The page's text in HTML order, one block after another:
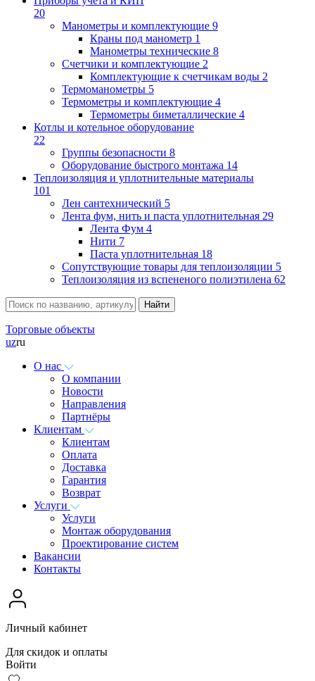
20
Манометры и комплектующие 9
Краны под манометр 1
Манометры технические 8
Счетчики и комплектующие 2
Комплектующие к счетчикам воды 2
Термоманометры 5
Термометры и комплектующие 4
Термометры биметаллические 4
Котлы и котельное оборудование
22
Группы безопасности 8
Оборудование быстрого монтажа 14
Теплоизоляция и уплотнительные материалы
101
Лен сантехнический 5
Лента фум, нить и паста уплотнительная 29
Лента Фум 4
Нити 7
Паста уплотнительная 18
Сопутствующие товары для теплоизоляции 5
Теплоизоляция из вспененого полиэтилена 62
Торговые объекты
uzru
О нас
О компании
Новости
Направления
Партнёры
Клиентам
Клиентам
Оплата
Доставка
Гарантия
Возврат
Услуги
Услуги
Монтаж оборудования
Проектирование систем
Вакансии
Контакты
Личный кабинет
Для скидок и оплаты
Войти